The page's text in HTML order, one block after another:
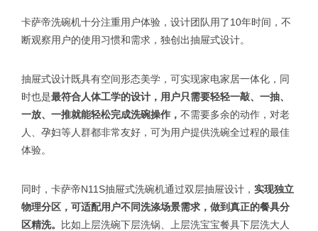
卡萨帝洗碗机十分注重用户体验，设计团队用了10年时间，不
断观察用户的使用习惯和需求，独创出抽屉式设计。
抽屉式设计既具有空间形态美学，可实现家电家居一体化，同
时也是最符合人体工学的设计，用户只需要轻轻一敲、一抽、
一放、一推就能轻松完成洗碗操作， 不需要多余的动作，对老
人、孕妇等人群都非常友好，可为用户提供洗碗全过程的最佳
体验。
同时，卡萨帝N11S抽屉式洗碗机通过双层抽屉设计， 实现独立
物理分区，可适配用户不同洗涤场景需求，做到真正的餐具分
区精洗。
比如上层洗碗下层洗锅、上层洗宝宝餐具下层洗大人